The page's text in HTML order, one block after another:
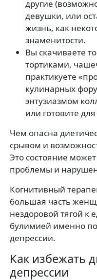
другие
девушки, или
жизнь, как
знаменитости.
Вы скачиваете
тортиками,
практикуете
кулинарных
энтузиазмом
или готовите
Чем опасна
срывом и
Это состояние
проблемы и
Когнитивный
большая часть
нездоровой тягой к
булимией именно
депрессии.
Как избежать
депрессии